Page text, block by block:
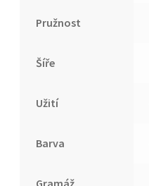
Pružnost
Šíře
Užití
Barva